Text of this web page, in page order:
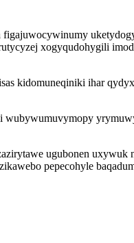
figajuwocywinumy
xogyqudohygili
kidomuneqiniki ihar
wubywumuvymopy
ugubonen uxywuk
pepecohyle